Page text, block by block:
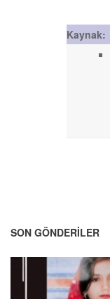
Kaynak:
SON GÖNDERILER